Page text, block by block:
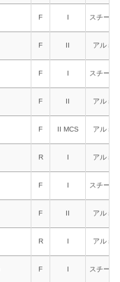
F I スチール
F II アルミ
F I スチール
F II アルミ
F II MCS アルミ
R I アルミ
F I スチール
F II アルミ
R I アルミ
F I スチール